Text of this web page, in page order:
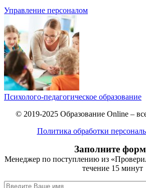
Управление персоналом
Психолого-педагогическое образование
© 2019-2025 Образование Online –
Политика обработки
Заполните
Менеджер по поступлению из
течение 15 минут